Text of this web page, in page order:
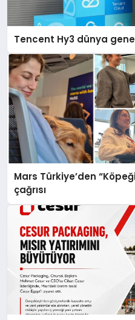
Tencent Hy3 dünya
Mars Türkiye’den
çağrısı